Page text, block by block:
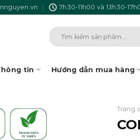
7h30-11h00 và 13h30-
tin Hướng dẫn mua hàng
Trang